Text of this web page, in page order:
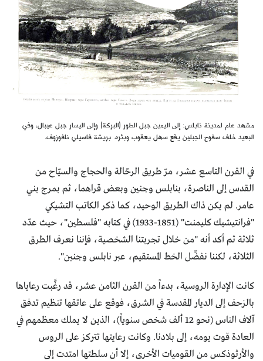
مشهد عام لمدينة نابلس: إلى اليمين جبل الطور (البركة) وإلى اليسار جبل عيبال، وفي
البعيد خلف سفوح الجبلين يقع سهل يعقوب وبئره. بريشة فاسيلي نافوزوف.
في القرن التاسع عشر، مرّ طريق الرحّالة والحجاج والسيّاح من
القدس إلى الناصرة، بنابلس وجنين وبعض قراهما، ثم بمرج بني
عامر. لم يكن ذاك الطريق الوحيد، كما ذكر الكاتب التشيكي
"فرانتيشيك كليمنت" (1851-1933) في كتابه "فلسطين"، حيث عدّد
ثلاثة ثم أكد أنه "من خلال تجربتنا الشخصية، فإننا نعرف الطرق
الثلاثة، لكننا نفضِّل الخط المستقيم، عبر نابلس وجنين".
كانت الإدارة الروسية، بدءاً من القرن الثامن عشر، قد رغَّبت رعاياها
بالزحف إلى الديار المقدسة في الشرق، فوقع على عاتقها تنظيم تدفق
آلاف الناس (نحو 12 ألف شخص سنوياً)، الذين لا يملك معظمهم في
العادة قوت يومه، إلى بلادنا. وكانت رعايتها تتركز على الروس
والأرثوذكس من القوميات الأخرى، إلا أن سلطتها امتدت إلى